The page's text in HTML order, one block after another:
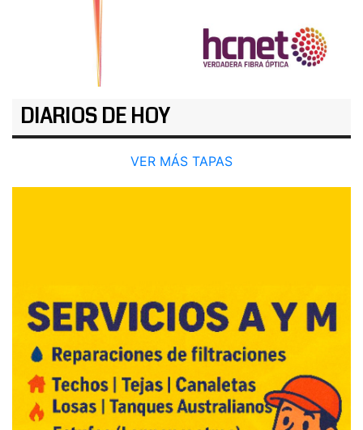
DIARIOS DE HOY
VER MÁS TAPAS